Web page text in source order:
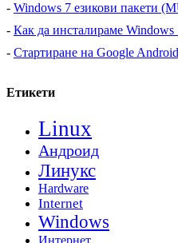
- Windows 7 езикови пакети
- Как да инсталираме
- Стартиране на Google
Етикети
Linux
Андроид
Линукс
Hardware
Internet
Windows